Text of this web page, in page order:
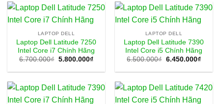
5.500.000₫.
LAPTOP DELL
Laptop Dell Latitude 7250
Intel Core i7 Chính Hãng
6.700.000₫ Giá
là:
5.800.000₫Giá
tại
5.800.000₫.
LAPTOP DELL
Laptop Dell Latitude 7390
Intel Core i5 Chính Hãng
6.500.000₫ Giá
là:
6.450.000₫Giá
tại